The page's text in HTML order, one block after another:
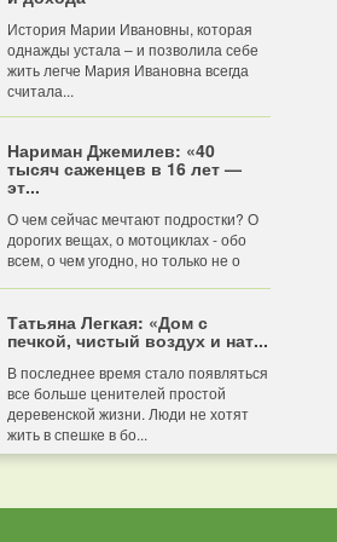
История Марии Ивановны, которая
однажды устала – и позволила себе
жить легче Мария Ивановна всегда
считала...
Нариман Джемилев: «40
тысяч саженцев в 16 лет —
эт...
О чем сейчас мечтают подростки? О
дорогих вещах, о мотоциклах - обо
всем, о чем угодно, но только не о
Татьяна Легкая: «Дом с
печкой, чистый воздух и нат...
В последнее время стало появляться
все больше ценителей простой
деревенской жизни. Люди не хотят
жить в спешке в бо...